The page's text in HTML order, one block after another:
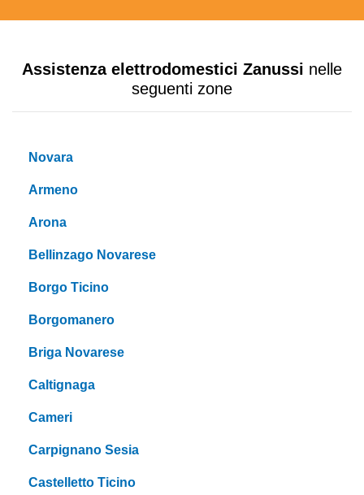
Assistenza elettrodomestici Zanussi nelle
seguenti zone
Novara
Armeno
Arona
Bellinzago Novarese
Borgo Ticino
Borgomanero
Briga Novarese
Caltignaga
Cameri
Carpignano Sesia
Castelletto Ticino